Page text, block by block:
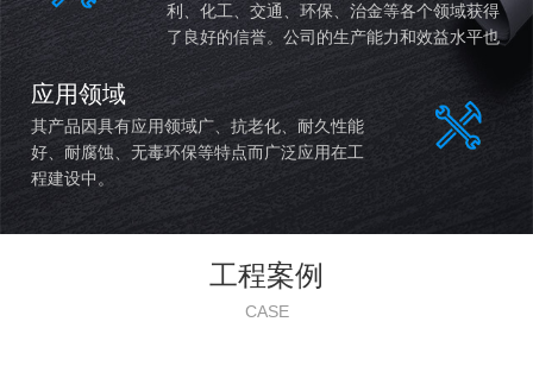
利、化工、交通、环保、治金等各个领域获得
了良好的信誉。公司的生产能力和效益水平也
持续稳定提高。
应用领域
其产品因具有应用领域广、抗老化、耐久性能
好、耐腐蚀、无毒环保等特点而广泛应用在工
程建设中。
工程案例
CASE